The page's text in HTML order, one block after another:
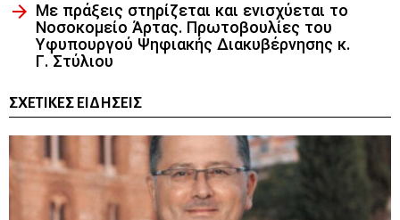
Με πράξεις στηρίζεται και ενισχύεται το
Νοσοκομείο Άρτας. Πρωτοβουλίες του
Υφυπουργού Ψηφιακής Διακυβέρνησης κ.
Γ. Στύλιου
ΣΧΕΤΙΚΈΣ ΕΙΔΉΣΕΙΣ